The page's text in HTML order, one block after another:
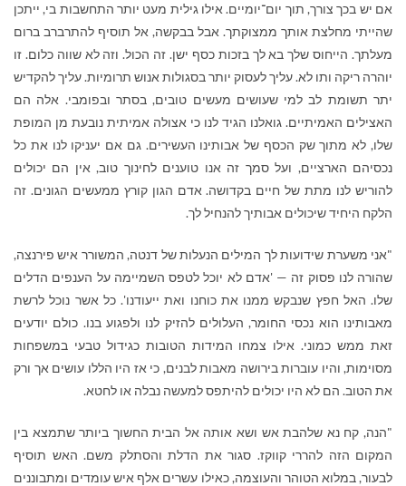
אם יש בכך צורך, תוך יום־יומיים. אילו גילית מעט יותר התחשבות בי, ייתכן
שהייתי מחלצת אותך ממצוקתך. אבל בבקשה, אל תוסיף להתרברב ברום
מעלתך. הייחוס שלך בא לך בזכות כסף ישן. זה הכול. וזה לא שווה כלום. זו
יוהרה ריקה ותו לא. עליך לעסוק יותר בסגולות אנוש תרומיות. עליך להקדיש
יתר תשומת לב למי שעושים מעשים טובים, בסתר ובפומבי. אלה הם
האצילים האמיתיים. גואלנו הגיד לנו כי אצולה אמיתית נובעת מן המופת
שלו, לא מתוך שק הכסף של אבותינו העשירים. גם אם יעניקו לנו את כל
נכסיהם הארציים, ועל סמך זה אנו טוענים לחינוך טוב, אין הם יכולים
להוריש לנו מתת של חיים בקדושה. אדם הגון קורץ ממעשים הגונים. זה
הלקח היחיד שיכולים אבותיך להנחיל לך.
"אני משערת שידועות לך המילים הנעלות של דנטה, המשורר איש פירנצה,
שהורה לנו פסוק זה — 'אדם לא יוכל לטפס השמיימה על הענפים הדלים
שלו. האל חפץ שנבקש ממנו את כוחנו ואת ייעודנו'. כל אשר נוכל לרשת
מאבותינו הוא נכסי החומר, העלולים להזיק לנו ולפגוע בנו. כולם יודעים
זאת ממש כמוני. אילו צמחו המידות הטובות כגידול טבעי במשפחות
מסוימות, והיו עוברות בירושה מאבות לבנים, כי אז היו הללו עושים אך ורק
את הטוב. הם לא היו יכולים להיתפס למעשה נבלה או לחטא.
"הנה, קח נא שלהבת אש ושא אותה אל הבית החשוך ביותר שתמצא בין
המקום הזה להררי קווקז. סגור את הדלת והסתלק משם. האש תוסיף
לבעור, במלוא הטוהר והעוצמה, כאילו עשרים אלף איש עומדים ומתבוננים